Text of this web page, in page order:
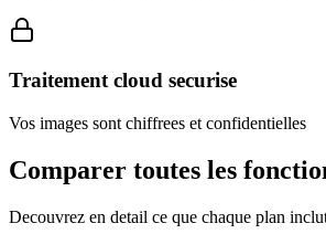
Traitement cloud securise
Vos images sont chiffrees et confidentielles
Comparer toutes les
Decouvrez en detail ce que chaque plan